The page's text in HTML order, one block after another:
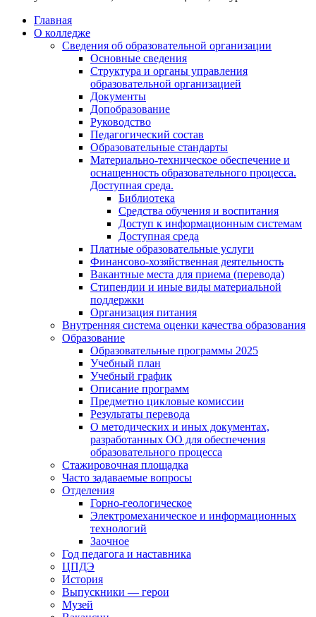
Главная
О колледже
Сведения об образовательной организации
Основные сведения
Структура и органы управления
образовательной организацией
Документы
Допобразование
Руководство
Педагогический состав
Образовательные стандарты
Материально-техническое обеспечение и
оснащенность образовательного процесса.
Доступная среда.
Библиотека
Средства обучения и воспитания
Доступ к информационным системам
Доступная среда
Платные образовательные услуги
Финансово-хозяйственная деятельность
Вакантные места для приема (перевода)
Стипендии и иные виды материальной
поддержки
Организация питания
Внутренняя система оценки качества образования
Образование
Образовательные программы 2025
Учебный план
Учебный график
Описание программ
Предметно цикловые комиссии
Результаты перевода
О методических и иных документах,
разработанных ОО для обеспечения
образовательного процесса
Стажировочная площадка
Часто задаваемые вопросы
Отделения
Горно-геологическое
Электромеханическое и информационных
технологий
Заочное
Год педагога и наставника
ЦПДЭ
История
Выпускники — герои
Музей